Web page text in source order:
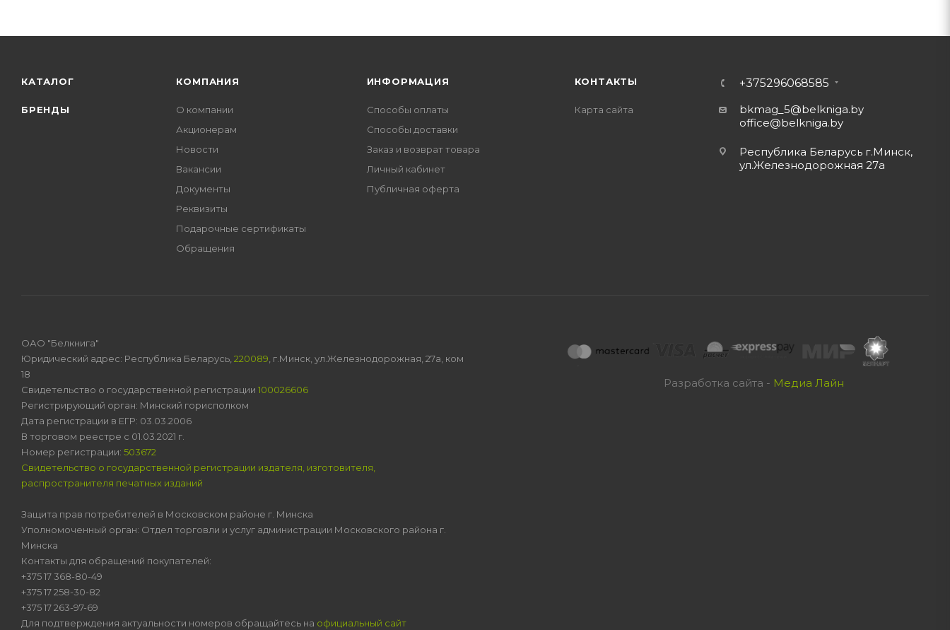
КАТАЛОГ
БРЕНДЫ
КОМПАНИЯ
О компании
Акционерам
Новости
Вакансии
Документы
Реквизиты
Подарочные сертификаты
Обращения
ИНФОРМАЦИЯ
Способы оплаты
Способы доставки
Заказ и возврат товара
Личный кабинет
Публичная оферта
КОНТАКТЫ
Карта сайта
+375296068585
bkmag_5@belkniga.by
office@belkniga.by
Республика Беларусь г.Минск,
ул.Железнодорожная 27а
Разработка сайта - Медиа Лайн
ОАО "Белкнига"
Юридический адрес: Республика Беларусь, 220089 , г.Минск, ул.Железнодорожная, 27а, ком
18
Свидетельство о государственной регистрации 100026606
Регистрирующий орган: Минский горисполком
Дата регистрации в ЕГР: 03.03.2006
В торговом реестре с 01.03.2021 г.
Номер регистрации: 503672
Свидетельство о государственной регистрации издателя, изготовителя,
распространителя печатных изданий
Защита прав потребителей в Московском районе г. Минска
Уполномоченный орган: Отдел торговли и услуг администрации Московского района г.
Минска
Контакты для обращений покупателей:
+375 17 368-80-49
+375 17 258-30-82
+375 17 263-97-69
Для подтверждения актуальности номеров обращайтесь на официальный сайт